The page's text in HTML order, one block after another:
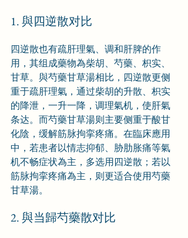
1. 與四逆散对比
四逆散也有疏肝理氣、调和肝脾的作
用，其组成藥物為柴胡、芍藥、枳实、
甘草。與芍藥甘草湯相比，四逆散更侧
重于疏肝理氣，通过柴胡的升散、枳实
的降泄，一升一降，调理氣机，使肝氣
条达。而芍藥甘草湯则主要侧重于酸甘
化陰，缓解筋脉拘挛疼痛。在臨床應用
中，若患者以情志抑郁、胁肋胀痛等氣
机不畅症状為主，多选用四逆散；若以
筋脉拘挛疼痛為主，则更适合使用芍藥
甘草湯。
2. 與当歸芍藥散对比